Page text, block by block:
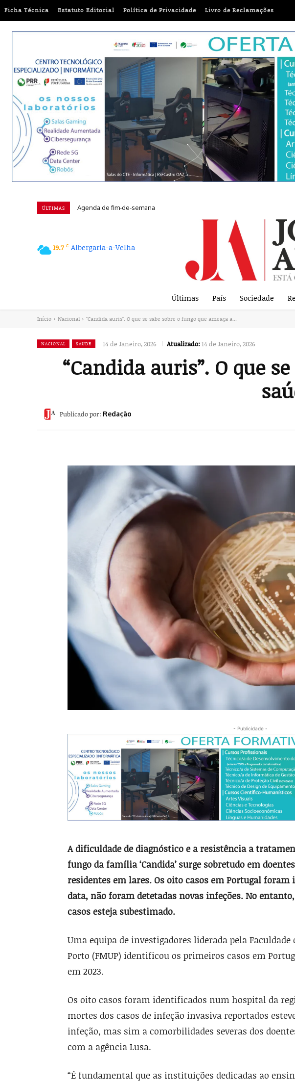
Ficha Técnica Estatuto Editorial Política de Privacidade Livro de Reclamações
ÚLTIMAS Euromilhões: Conheça a chave vencedora desta terça-feira
19.7 C Albergaria-a-Velha
Últimas País Sociedade
Início Nacional "Candida auris". O que se sabe sobre o fungo que ameaça a...
NACIONAL SAÚDE 14 de Janeiro, 2026 Atualizado:14 de Janeiro, 2026
“Candida auris”. O que
Publicado por: Redação
- Publicidade -
A dificuldade de diagnóstico e a resistência a
fungo da família ‘Candida’ surge sobretudo em
residentes em lares. Os oito casos em Portugal foram
data, não foram detetadas novas infeções. No
casos esteja subestimado.
Uma equipa de investigadores liderada pela
Porto (FMUP) identificou os primeiros casos em
em 2023.
Os oito casos foram identificados num hospital da
mortes dos casos de infeção invasiva reportados
infeção, mas sim a comorbilidades severas dos
com a agência Lusa.
“É fundamental que as instituições dedicadas ao